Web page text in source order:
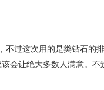
过这次用的是类钻石的
会让绝大多数人满意。